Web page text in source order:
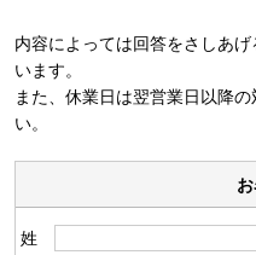
内容によっては回答をさしあ
います。
また、休業日は翌営業日以降
い。
姓